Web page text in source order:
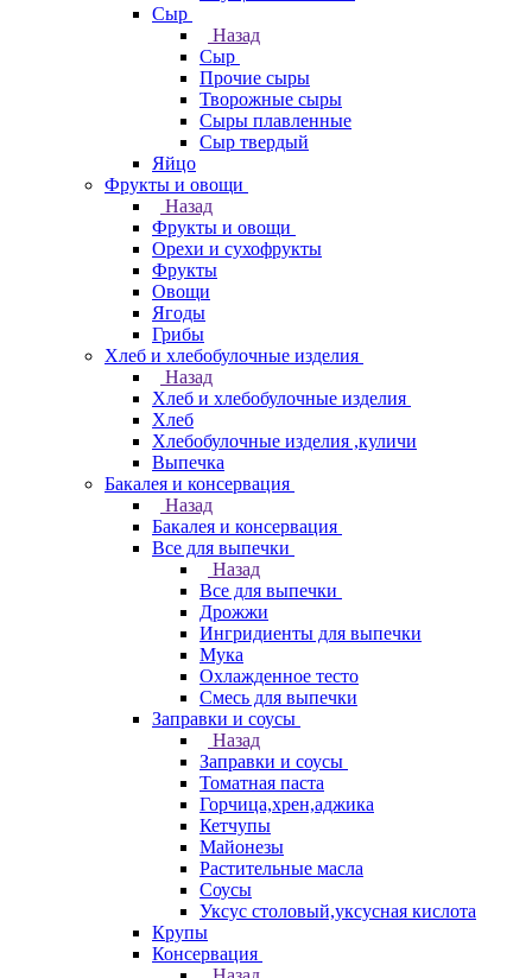
Сыр
Назад
Сыр
Прочие сыры
Творожные сыры
Сыры плавленные
Сыр твердый
Яйцо
Фрукты и овощи
Назад
Фрукты и овощи
Орехи и сухофрукты
Фрукты
Овощи
Ягоды
Грибы
Хлеб и хлебобулочные изделия
Назад
Хлеб и хлебобулочные изделия
Хлеб
Хлебобулочные изделия ,куличи
Выпечка
Бакалея и консервация
Назад
Бакалея и консервация
Все для выпечки
Назад
Все для выпечки
Дрожжи
Ингридиенты для выпечки
Мука
Охлажденное тесто
Смесь для выпечки
Заправки и соусы
Назад
Заправки и соусы
Томатная паста
Горчица,хрен,аджика
Кетчупы
Майонезы
Растительные масла
Соусы
Уксус столовый,уксусная кислота
Крупы
Консервация